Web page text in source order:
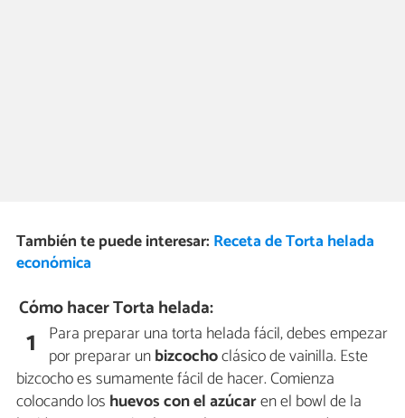
También te puede interesar: Receta de Torta helada
económica
Cómo hacer Torta helada:
1 Para preparar una torta helada fácil, debes empezar
por preparar unbizcochoclásico de vainilla. Este
bizcocho es sumamente fácil de hacer. Comienza
colocando los huevos con el azúcaren el bowl de la